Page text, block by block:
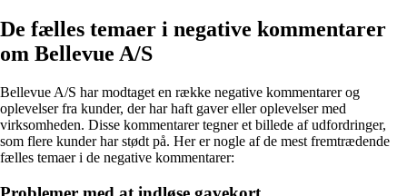
De fælles temaer i negative kommentarer
om Bellevue A/S
Bellevue A/S har modtaget en række negative kommentarer og
oplevelser fra kunder, der har haft gaver eller oplevelser med
virksomheden. Disse kommentarer tegner et billede af udfordringer,
som flere kunder har stødt på. Her er nogle af de mest fremtrædende
fælles temaer i de negative kommentarer: